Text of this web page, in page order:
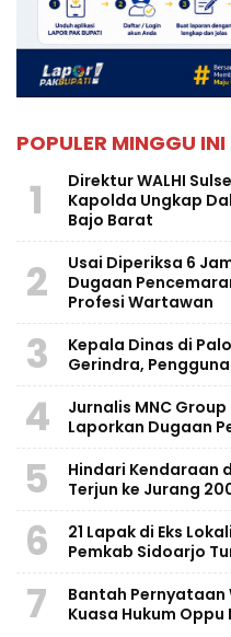
POPULER MINGGU INI
1
Direktur WALHI
Kapolda Ungkap
Bajo Barat
2
Usai Diperiksa 6
Dugaan
Profesi Wartawan
3
Kepala Dinas di
Gerindra,
4
Jurnalis MNC
Laporkan Dugaan
5
Hindari Kendaraan
Terjun ke Jurang
6
21 Lapak di Eks
Pemkab Sidoarjo
7
Bantah Pernyataan
Kuasa Hukum